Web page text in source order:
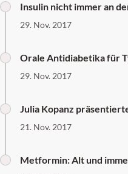
Insulin nicht immer an
29. Nov. 2017
Orale Antidiabetika für
29. Nov. 2017
Julia Kopanz
21. Nov. 2017
Metformin: Alt und